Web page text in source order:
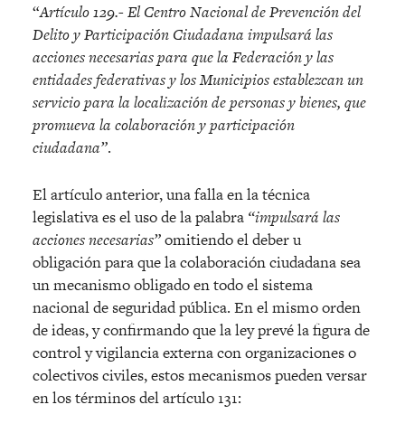
“Artículo 129.- El Centro Nacional de Prevencion del
Delito y Participacion Ciudadana impulsara las
acciones necesarias para que la Federacion y las
entidades federativas y los Municipios establezcan un
servicio para la localizacion de personas y bienes, que
promueva la colaboracion y participacion
ciudadana”.
El artículo anterior, una falla en la técnica
legislativa es el uso de la palabra “impulsará las
acciones necesarias”omitiendo el deber u
obligación para que la colaboración ciudadana sea
un mecanismo obligado en todo el sistema
nacional de seguridad pública. En el mismo orden
de ideas, y confirmando que la ley prevé la figura de
control y vigilancia externa con organizaciones o
colectivos civiles, estos mecanismos pueden versar
en los términos del artículo 131: